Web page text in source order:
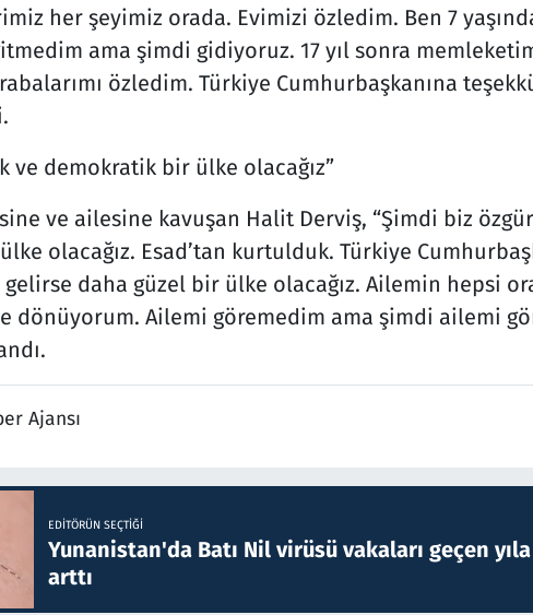
her şeyimiz orada. Evimizi özledim. Ben 7
ama şimdi gidiyoruz. 17 yıl sonra
özledim. Türkiye Cumhurbaşkanına
ve demokratik bir ülke olacağız”
ve ailesine kavuşan Halit Derviş, “Şimdi biz
olacağız. Esad’tan kurtulduk. Türkiye
daha güzel bir ülke olacağız. Ailemin hepsi
dönüyorum. Ailemi göremedim ama şimdi ailemi
Ajansı
EDITÖRÜN SEÇTIĞI
Yunanistan'da Batı Nil virüsü vakaları geçen
arttı